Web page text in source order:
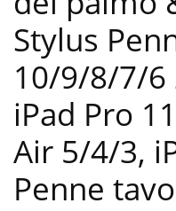
Stylus
10/9/8/7/6
iPad Pro
Air 5/4/3,
Penne